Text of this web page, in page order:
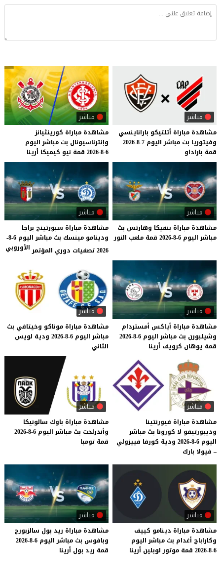
مباشر
مشاهدة مباراة أتلتيكو باراناينسي
وفيتوريا بث مباشر اليوم 7-8-2026
قمة باراداو
مباشر
مشاهدة مباراة كورينثيانز
وإنترناسيونال بث مباشر اليوم
6-8-2026
قمة نيو كيميكا أرينا
مباشر
مشاهدة مباراة بنفيكا وهارتس بث
مباشر اليوم 6-8-2026 قمة ملعب النور
مباشر
مشاهدة مباراة سبورتينج براجا
ودينامو مينسك بث مباشر اليوم 6-8-
2026 تصفيات دوري المؤتمر
الأوروبي
مباشر
مشاهدة مباراة أياكس أمستردام
وشيلبورن بث مباشر اليوم 6-8-2026
قمة يوهان كرويف أرينا
مباشر
مشاهدة مباراة موناكو وخيتافي بث
مباشر اليوم 6-8-2026 ودية لويس
الثاني
مباشر
مشاهدة مباراة فيورنتينا
وديبورتيفو لا كورونا بث مباشر
اليوم 6-8-2026 ودية كورفا فييزولي
– فيولا بارك
مباشر
مشاهدة مباراة باوك سالونيكا
وأندرلخت بث مباشر اليوم 6-8-2026
قمة تومبا
مباشر
مشاهدة مباراة دينامو كييف
وكاراباج أغدام بث مباشر اليوم
6-8-2026
قمة موتور لوبلين أرينا
مباشر
مشاهدة مباراة ريد بول سالزبورج
وبافوس بث مباشر اليوم 6-8-2026
قمة ريد بول أرينا